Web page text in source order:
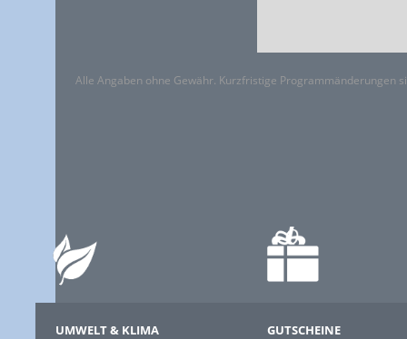
Alle Angaben ohne Gewähr. Kurzfristige Programmänderungen
UMWELT & KLIMA
GUTSCHEINE